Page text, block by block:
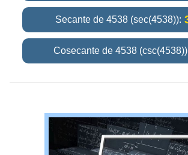
Secante de 4538 (sec(4538)):
Cosecante de 4538